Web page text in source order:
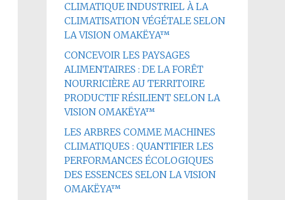
CLIMATIQUE INDUSTRIEL À LA
CLIMATISATION VÉGÉTALE SELON
LA VISION OMAKËYA™
CONCEVOIR LES PAYSAGES
ALIMENTAIRES : DE LA FORÊT
NOURRICIÈRE AU TERRITOIRE
PRODUCTIF RÉSILIENT SELON LA
VISION OMAKËYA™
LES ARBRES COMME MACHINES
CLIMATIQUES : QUANTIFIER LES
PERFORMANCES ÉCOLOGIQUES
DES ESSENCES SELON LA VISION
OMAKËYA™